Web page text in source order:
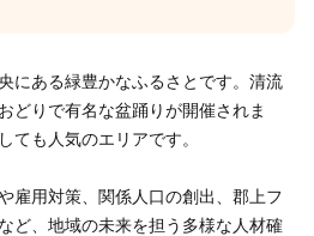
にある緑豊かなふるさとです。清流
どりで有名な盆踊りが開催されま
ても人気のエリアです。
雇用対策、関係人口の創出、郡上フ
ど、地域の未来を担う多様な人材確